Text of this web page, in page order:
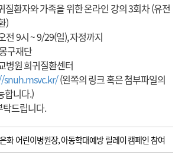
질환자와 가족을 위한 온라인 강의 3회차 (유전
)
전 9시 ~ 9/29(일), 자정까지
구재단
병원 희귀질환센터
snuh.msvc.kr/(왼쪽의 링크 혹은 첨부파일의
합니다.)
탁드립니다.
화 어린이병원장, 아동학대예방 릴레이 캠페인 참여